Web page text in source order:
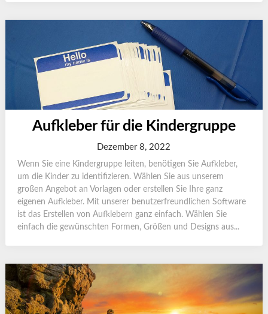
Aufkleber für die Kindergruppe
Dezember 8, 2022
Wenn Sie eine Kindergruppe leiten, benötigen Sie Aufkleber,
um die Kinder zu identifizieren. Wählen Sie aus unserem
großen Angebot an Vorlagen oder erstellen Sie Ihre ganz
eigenen Aufkleber. Mit unserer benutzerfreundlichen Software
ist das Erstellen von Aufklebern ganz einfach. Wählen Sie
einfach die gewünschten Formen, Größen und Designs aus...